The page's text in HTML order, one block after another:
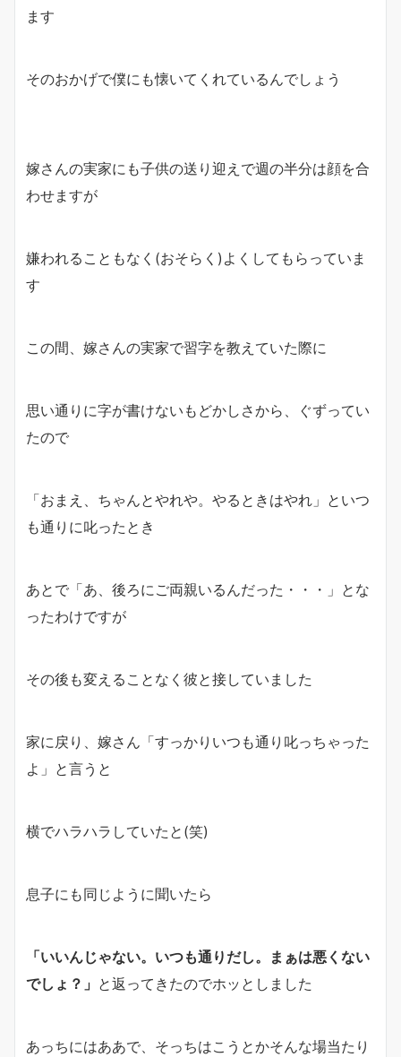
ます
そのおかげで僕にも懐いてくれているんでしょう
嫁さんの実家にも子供の送り迎えで週の半分は顔を合
わせますが
嫌われることもなく(おそらく)よくしてもらっていま
す
この間、嫁さんの実家で習字を教えていた際に
思い通りに字が書けないもどかしさから、ぐずってい
たので
「おまえ、ちゃんとやれや。やるときはやれ」といつ
も通りに叱ったとき
あとで「あ、後ろにご両親いるんだった・・・」とな
ったわけですが
その後も変えることなく彼と接していました
家に戻り、嫁さん「すっかりいつも通り叱っちゃった
よ」と言うと
横でハラハラしていたと(笑)
息子にも同じように聞いたら
「いいんじゃない。いつも通りだし。まぁは悪くない
でしょ？」 と返ってきたのでホッとしました
あっちにはああで、そっちはこうとかそんな場当たり